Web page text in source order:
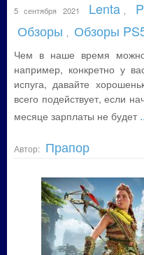
5 сентября 2021 Lenta
Обзоры Обзоры
Чем в наше время можно
например, конкретно у
испуга, давайте
всего подействует, если
месяце зарплаты не будет
Автор: Прапор